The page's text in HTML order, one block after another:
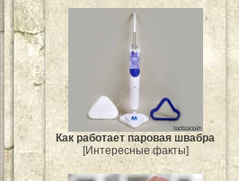
Как работает паровая швабра
[Интересные факты]